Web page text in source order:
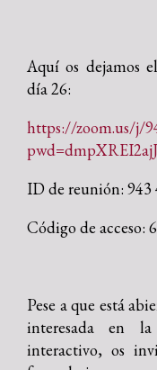
Aquí os dejamos el
día 26:
https://zoom.us/j/
ID de reunión: 943
Código de acceso:
Pese a que está
interesada en
interactivo, os